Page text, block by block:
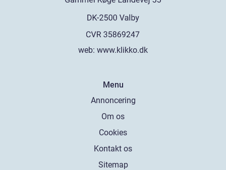
web: www.klikko.dk
Menu
Annoncering
Om os
Cookies
Kontakt os
Sitemap